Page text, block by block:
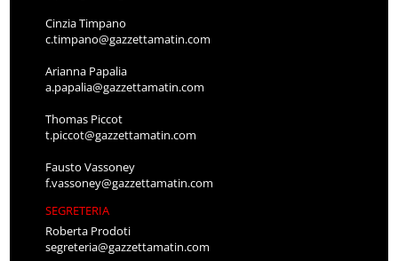
Cinzia Timpano
c.timpano@gazzettamatin.com
Arianna Papalia
a.papalia@gazzettamatin.com
Thomas Piccot
t.piccot@gazzettamatin.com
Fausto Vassoney
f.vassoney@gazzettamatin.com
SEGRETERIA
Roberta Prodoti
segreteria@gazzettamatin.com